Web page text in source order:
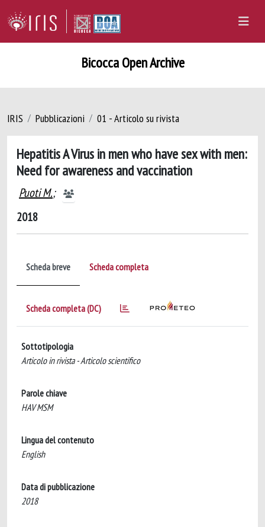
Bicocca Open Archive
IRIS Pubblicazioni 01 - Articolo su rivista
Hepatitis A Virus in men who have sex with men:
Need for awareness and vaccination
Puoti M.;
2018
Scheda breve Scheda completa
Scheda completa (DC)
Sottotipologia
Articolo in rivista - Articolo scientifico
Parole chiave
HAV MSM
Lingua del contenuto
English
Data di pubblicazione
2018